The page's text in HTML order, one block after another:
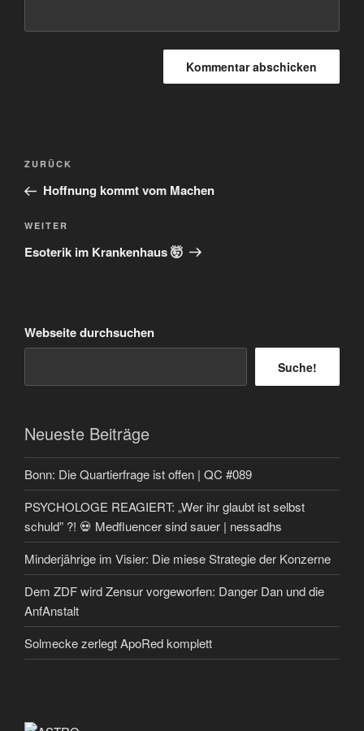
Beitragsnavigation
Vorheriger
Beitrag
ZURÜCK
Hoffnung kommt vom Machen
Nächster
Beitrag
WEITER
Esoterik im Krankenhaus 🤯
Webseite durchsuchen
Suche!
Neueste Beiträge
Bonn: Die Quartierfrage ist offen | QC #089
PSYCHOLOGE REAGIERT: „Wer ihr glaubt ist selbst
schuld” ?! 💀 Medfluencer sind sauer | nessadhs
Minderjährige im Visier: Die miese Strategie der Konzerne
Dem ZDF wird Zensur vorgeworfen: Danger Dan und die
AnfAnstalt
Solmecke zerlegt ApoRed komplett